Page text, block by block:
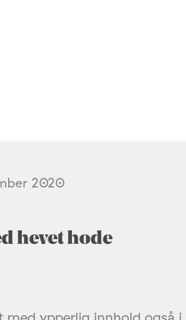
2020
hevet hode